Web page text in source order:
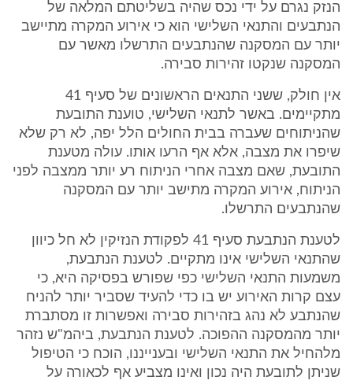
הנזק נגרם על ידי נכס שהיה בשליטתם המלאה של
הנתבעים והתנאי השלישי הוא כי אירוע המקרה מתיישב
יותר עם המסקנה שהנתבעים התרשלו מאשר עם
המסקנה שנקטו זהירות סבירה.
אין חולק, ששני התנאים הראשונים של סעיף 41
מתקיימים. באשר לתנאי השלישי, טוענת התובעת
שהניתוחים שעברה בבית החולים הלל יפה, לא רק שלא
שיפרו את מצבה, אלא אף הרעו אותו. עולה מטענת
התובעת, שאם מצבה אחרי הניתוח רע יותר ממצבה לפני
הניתוח, אירוע המקרה מתישב יותר עם המסקנה
שהנתבעים התרשלו.
לטענת הנתבעת סעיף 41 לפקודת הנזיקין לא חל כיוון
שהתנאי השלישי אינו מתקיים. לטענת הנתבעת,
משמעות התנאי השלישי כפי שפורש בפסיקה היא, כי
עצם קרות האירוע יש בו כדי להעיד שסביר יותר להניח
שהנתבע לא נהג בזהירות סבירה ואפשרות זו מסתברת
יותר מהמסקנה ההפוכה. לטענת הנתבעת, ביהמ"ש נזהר
מלהחיל את התנאי השלישי ובענייננו, הוכח כי הטיפול
שניתן לתובעת היה נכון ואינו מצביע אף לכאורה על